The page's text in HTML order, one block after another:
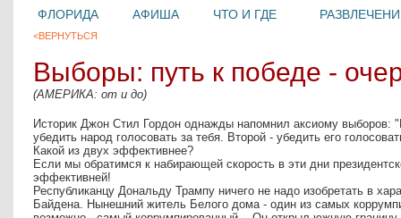
ФЛОРИДА АФИША ЧТО И ГДЕ
<ВЕРНУТЬСЯ
Выборы: путь к победе -
(АМЕРИКА: от и до)
Историк Джон Стил Гордон однажды напомнил аксиому выборов:
убедить народ голосовать за тебя. Второй - убедить его
Какой из двух эффективнее?
Если мы обратимся к набирающей скорость в эти дни
эффективней!
Республиканцу Дональду Трампу ничего не надо изобретать в
Байдена. Нынешний житель Белого дома - один из самых